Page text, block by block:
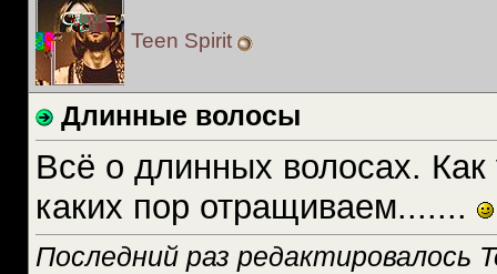
Teen Spirit
Длинные волосы
Всё о длинных волосах.
каких пор отращиваем.......
Последний раз редактировалось